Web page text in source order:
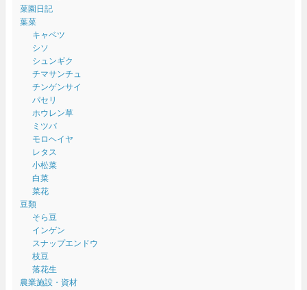
菜園日記
葉菜
キャベツ
シソ
シュンギク
チマサンチュ
チンゲンサイ
パセリ
ホウレン草
ミツバ
モロヘイヤ
レタス
小松菜
白菜
菜花
豆類
そら豆
インゲン
スナップエンドウ
枝豆
落花生
農業施設・資材